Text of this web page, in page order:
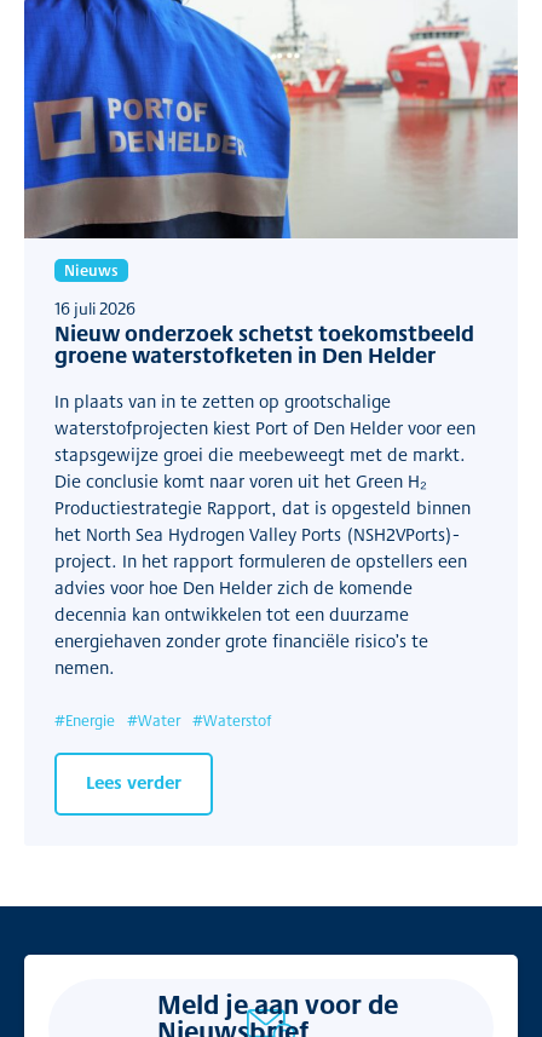
Nieuws
16 juli 2026
Nieuw onderzoek schetst toekomstbeeld
groene waterstofketen in Den Helder
In plaats van in te zetten op grootschalige
waterstofprojecten kiest Port of Den Helder voor een
stapsgewijze groei die meebeweegt met de markt.
Die conclusie komt naar voren uit het Green H₂
Productiestrategie Rapport, dat is opgesteld binnen
het North Sea Hydrogen Valley Ports (NSH2VPorts)-
project. In het rapport formuleren de opstellers een
advies voor hoe Den Helder zich de komende
decennia kan ontwikkelen tot een duurzame
energiehaven zonder grote financiële risico’s te
nemen.
#Energie #Water #Waterstof
Lees verder
Meld je aan voor de